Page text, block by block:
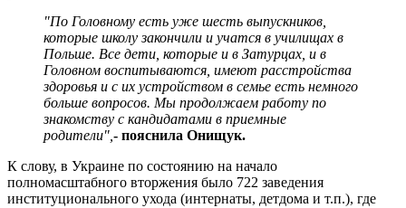
"По Головному есть уже шесть выпускников,
которые школу закончили и учатся в училищах в
Польше. Все дети, которые и в Затурцах, и в
Головном воспитываются, имеют расстройства
здоровья и с их устройством в семье есть немного
больше вопросов. Мы продолжаем работу по
знакомству с кандидатами в приемные
родители", - пояснила Онищук.
К слову, в Украине по состоянию на начало
полномасштабного вторжения было 722 заведения
институционального ухода (интернаты, детдома и т.п.), где